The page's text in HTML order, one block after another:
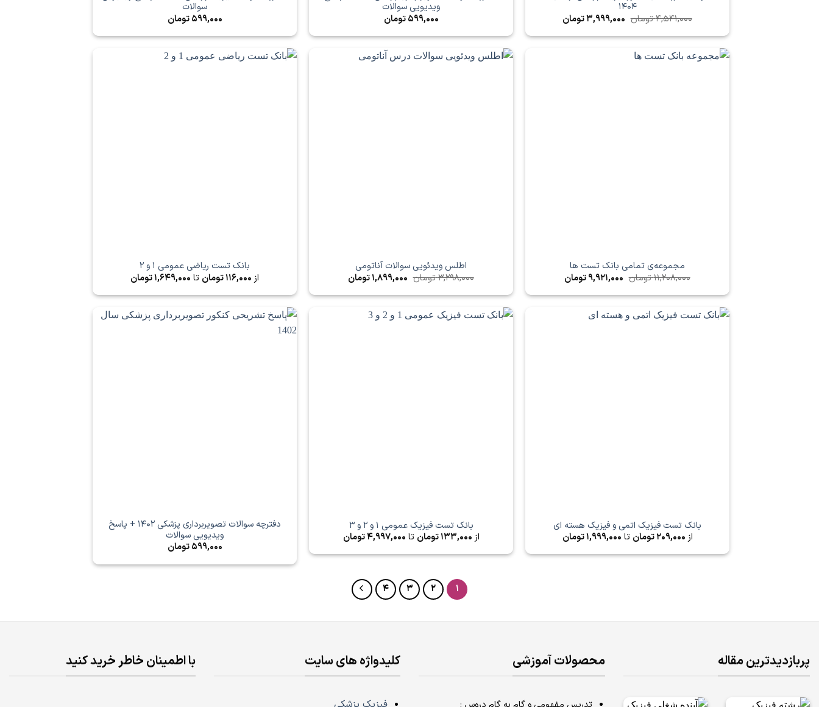
1404
4,541,000تومان قیمت
اصلی
4,541,000 تومان
3,999,000تومانقیمت
فعلی
3,999,000 تومان
ویدیویی سوالات
599,000 تومان
سوالات
599,000 تومان
مجموعه‌ی تمامی بانک تست ها
11,208,000تومان قیمت
اصلی
11,208,000 تومان
9,921,000تومانقیمت
فعلی
9,921,000 تومان
اطلس ویدئویی سوالات آناتومی
3,298,000تومان قیمت
اصلی
3,298,000 تومان
1,899,000تومانقیمت
فعلی
1,899,000 تومان
بانک تست ریاضی عمومی 1 و 2
از 116,000تومان تا 1,649,000تومان
بانک تست فیزیک اتمی و فیزیک هسته ای
از 209,000تومان تا 1,999,000تومان
بانک تست فیزیک عمومی 1 و 2 و 3
از 133,000تومان تا 4,997,000تومان
دفترچه سوالات تصویربرداری پزشکی 1402 + پاسخ
ویدیویی سوالات
599,000 تومان
1
2
3
4
پربازدیدترین مقاله محصولات آموزشی کلیدواژه های سایت با اطمینان خاطر خرید کنید